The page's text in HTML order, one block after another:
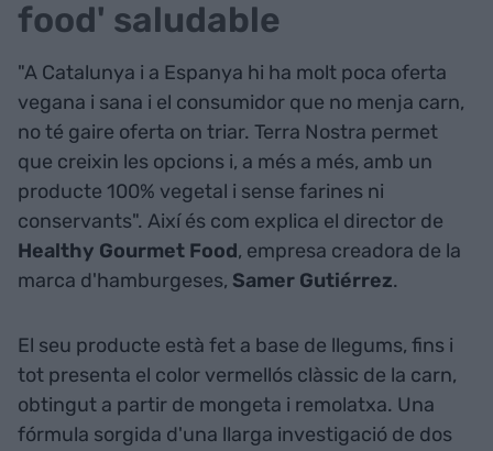
food' saludable
"A Catalunya i a Espanya hi ha molt poca oferta
vegana i sana i el consumidor que no menja carn,
no té gaire oferta on triar. Terra Nostra permet
que creixin les opcions i, a més a més, amb un
producte 100% vegetal i sense farines ni
conservants". Així és com explica el director de
Healthy Gourmet Food, empresa creadora de la
marca d'hamburgeses, Samer Gutiérrez.
El seu producte està fet a base de llegums, fins i
tot presenta el color vermellós clàssic de la carn,
obtingut a partir de mongeta i remolatxa. Una
fórmula sorgida d'una llarga investigació de dos